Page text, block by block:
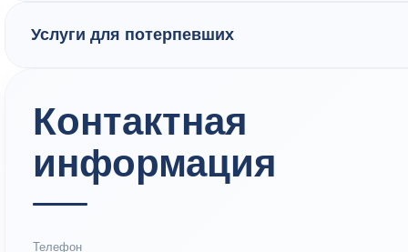
Услуги для потерпевших
Контактная
информация
Телефон